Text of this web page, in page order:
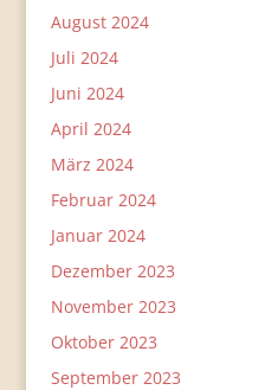
August 2024
Juli 2024
Juni 2024
April 2024
März 2024
Februar 2024
Januar 2024
Dezember 2023
November 2023
Oktober 2023
September 2023